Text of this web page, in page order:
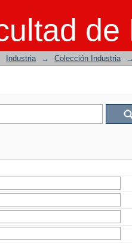
de
Industria → Colección Industria →